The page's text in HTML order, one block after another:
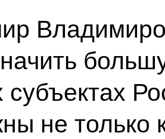
субъектах
не только